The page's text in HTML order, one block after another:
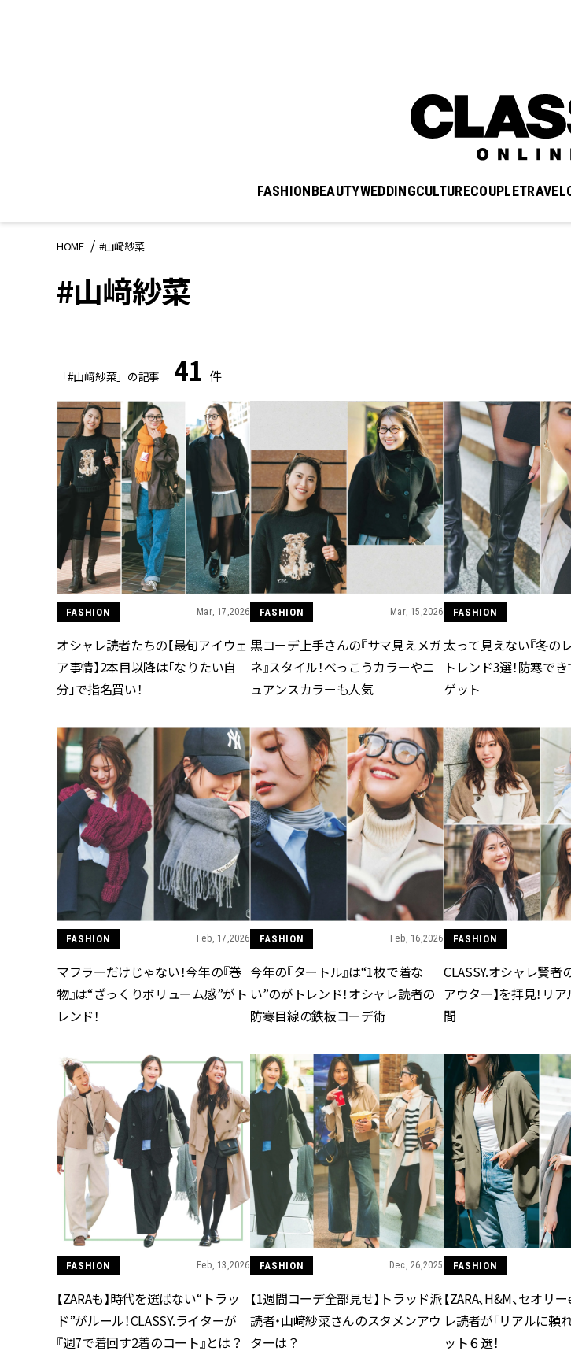
FASHIONBEAUTYWEDDINGCULTURECOUPLETRAVEL
HOME #山﨑紗菜
#山﨑紗菜
「#山﨑紗菜」の記事 41 件
FASHION Mar, 17,2026
オシャレ読者たちの【最旬アイウェ
ア事情】2本目以降は「なりたい自
分」で指名買い！
FASHION Mar, 15,2026
黒コーデ上手さんの『サマ見えメガ
ネ』スタイル！べっこうカラーやニ
ュアンスカラーも人気
FASHION
太って見えない『冬の
トレンド3選！防寒で
ゲット
FASHION Feb, 17,2026
マフラーだけじゃない！今年の『巻
物』は“ざっくりボリューム感”がト
レンド！
FASHION Feb, 16,2026
今年の『タートル』は“1枚で着な
い”のがトレンド！オシャレ読者の
防寒目線の鉄板コーデ術
FASHION
CLASSY.オシャレ賢者
アウター】を拝見！リ
間
FASHION Feb, 13,2026
【ZARAも】時代を選ばない“トラッ
ド”がルール！CLASSY.ライターが
『週7で着回す2着のコート』とは？
FASHION Dec, 26,2025
【1週間コーデ全部見せ】トラッド派
読者・山﨑紗菜さんのスタメンアウ
ターは？
FASHION
【ZARA、H&M、セオリ
レ読者が「リアルに頼
ット６選！
BEAUTY Aug, 7, 2026
【UV下地】酷暑に頼れる！
2,000円台〜3,000円台の名品3選
｜30代美容ライターが正直レビ
ュー | CLASSY.[クラッシィ]
BEAUTY Aug, 6, 2026
【ヘアアクセ6選】手抜きに見え
ない！アラサーのまとめ髪が垢
抜ける「即戦力アクセ」たち |
CLASSY.[クラッシィ]
BEAUTY Aug, 7, 2026
冷房・紫外線etc...「夏の隠れ乾
燥」を防ぐ【ベタつかない名品
クリーム】3選＜30代のベストコ
BEAUTY Aug, 5, 2026
忙しい毎日に「うるおいター
ボ」を。新【SOFINA BASIC＋】
のお手入れでうるおってなめら
かな肌を目指す | CLASSY.[クラッ
シィ]
BEAUTY Nov, 17, 2025
【落ちない名品リップ10選】塗
り直しできない・皮むけしやす
いetc.悩みをクリア | CLASSY.[ク
ラッシィ]
May, 28, 2026
30代美容ライターが正直レビュ
ー！ ドラコスで発見した、皮脂
ラッシィ]